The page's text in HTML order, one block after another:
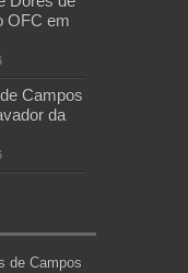
OFC em
Campos
da
de Campos